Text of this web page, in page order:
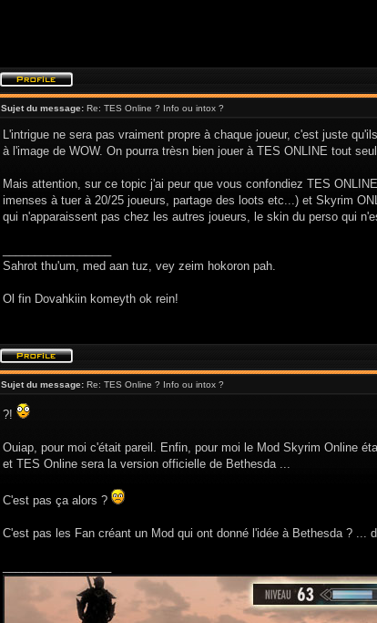
Sujet du message: Re: TES Online ? Info ou intox ?
L'intrigue ne sera pas vraiment propre à chaque joueur, c'est juste
à l'image de WOW. On pourra trèsn bien jouer à TES ONLINE tout
Mais attention, sur ce topic j'ai peur que vous confondiez TES
imenses à tuer à 20/25 joueurs, partage des loots etc...) et Skyrim
qui n'apparaissent pas chez les autres joueurs, le skin du perso qui
Sahrot thu'um, med aan tuz, vey zeim hokoron pah.
Ol fin Dovahkiin komeyth ok rein!
Sujet du message: Re: TES Online ? Info ou intox ?
?!
Ouiap, pour moi c'était pareil. Enfin, pour moi le Mod Skyrim Online
et TES Online sera la version officielle de Bethesda ...
C'est pas ça alors ?
C'est pas les Fan créant un Mod qui ont donné l'idée à Bethesda ? ...